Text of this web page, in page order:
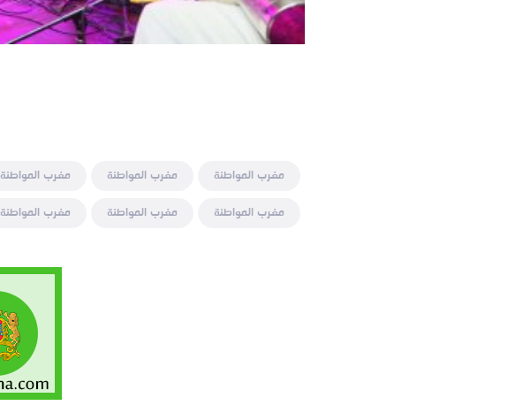
مغرب المواطنة مغرب المواطنة مغرب المواطنة
مغرب المواطنة
مغرب المواطنة مغرب المواطنة